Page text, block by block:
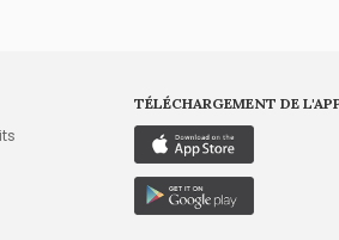
TÉLÉCHARGEMENT DE